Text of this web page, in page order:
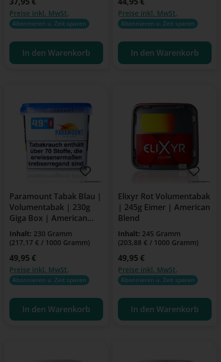
Preise inkl. MwSt.
Abonnieren u. Zeit sparen
In den Warenkorb
Preise inkl. MwSt.
Abonnieren u. Zeit sparen
In den Warenkorb
Paramount Tabak Blau |
Volumentabak | 230g
Giga Box | American
Blend
Inhalt: 230 Gramm
(217,17 € / 1000 Gramm)
Regulärer Preis:
49,95 €
Preise inkl. MwSt.
Abonnieren u. Zeit sparen
In den Warenkorb
Elixyr Rot Volumentabak
| 245g Eimer | American
Blend
Inhalt: 245 Gramm
(203,88 € / 1000 Gramm)
Regulärer Preis:
49,95 €
Preise inkl. MwSt.
Abonnieren u. Zeit sparen
In den Warenkorb